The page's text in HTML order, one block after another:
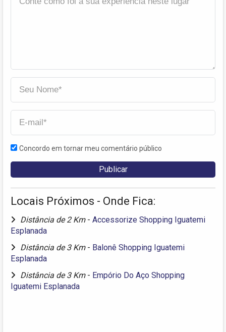
Concordo em tornar meu comentário público
Locais Próximos - Onde Fica:
Distância de 2 Km - Accessorize Shopping Iguatemi
Esplanada
Distância de 3 Km - Balonê Shopping Iguatemi
Esplanada
Distância de 3 Km - Empório Do Aço Shopping
Iguatemi Esplanada